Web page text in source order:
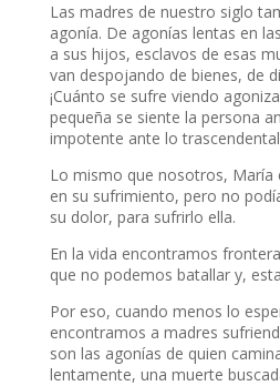
Las madres de nuestro siglo
agonía. De agonías lentas en
a sus hijos, esclavos de esas
van despojando de bienes, de
¡Cuánto se sufre viendo
pequeña se siente la persona
impotente ante lo
Lo mismo que nosotros, María
en su sufrimiento, pero no
su dolor, para sufrirlo ella.
En la vida encontramos
que no podemos batallar y,
Por eso, cuando menos lo
encontramos a madres
son las agonías de quien
lentamente, una muerte